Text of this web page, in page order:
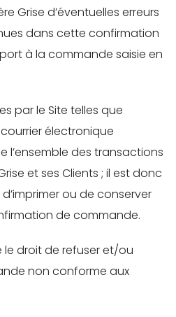
Grise d’éventuelles erreurs
dans cette confirmation
à la commande saisie en
par le Site telles que
électronique
l’ensemble des transactions
et ses Clients ; il est donc
ou de conserver
de commande.
le droit de refuser et/ou
non conforme aux